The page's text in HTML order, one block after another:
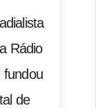
Rádio
fundou
de